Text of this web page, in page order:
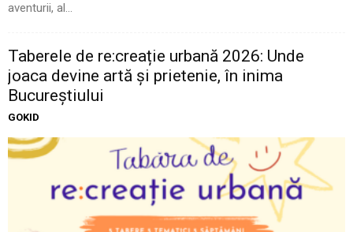
aventurii, al...
Taberele de re:creație urbană 2026: Unde
joaca devine artă și prietenie, în inima
Bucureștiului
GOKID